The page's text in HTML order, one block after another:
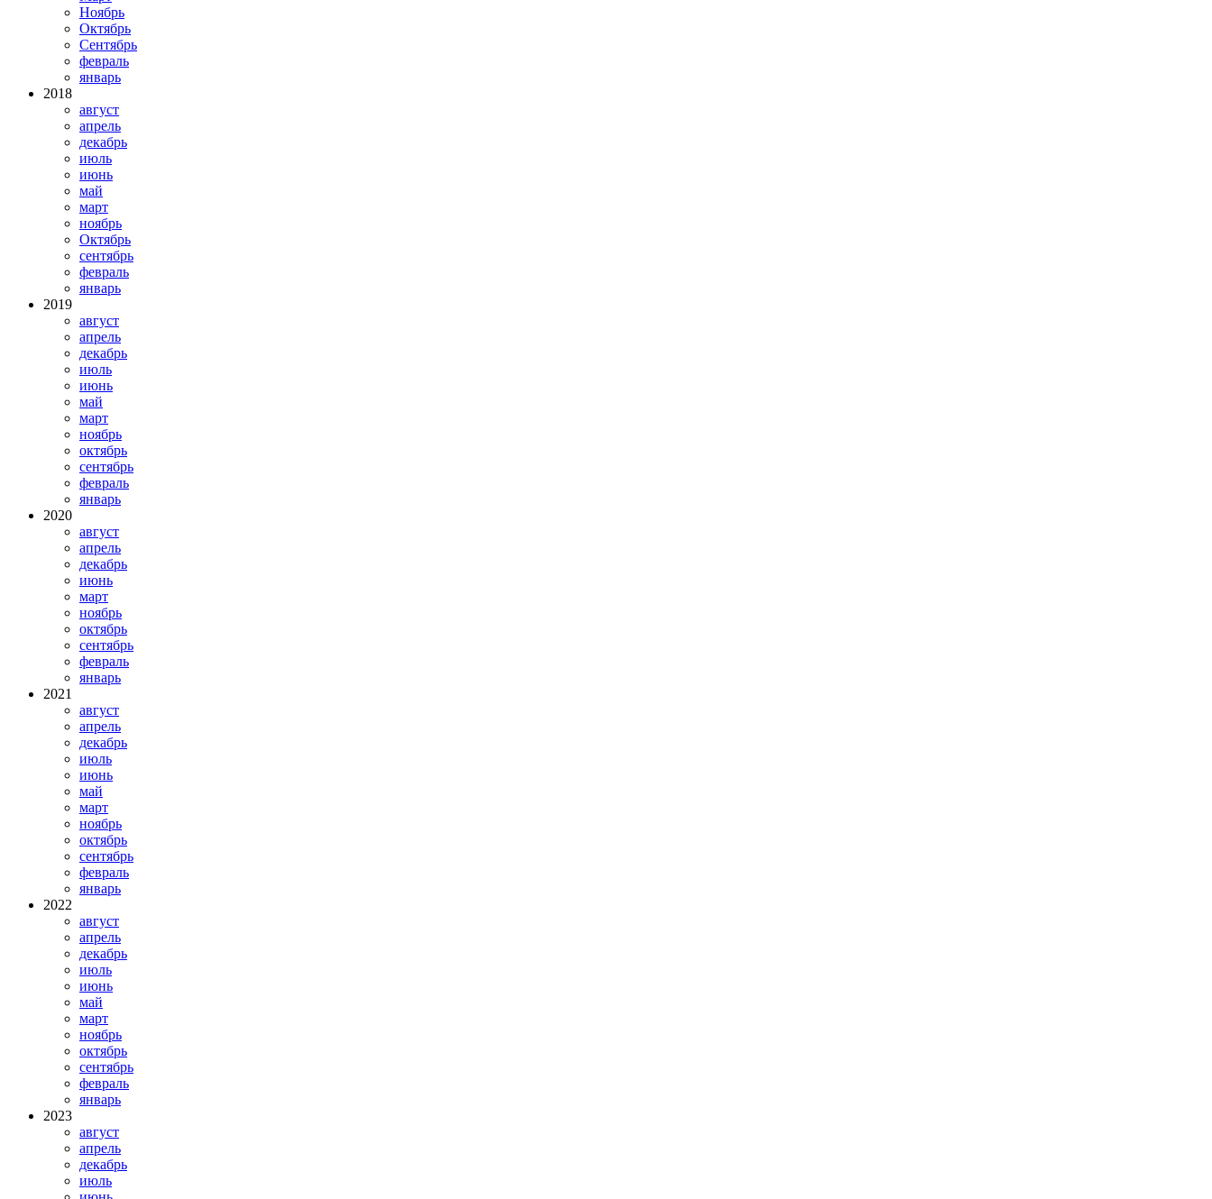
Ноябрь
Октябрь
Сентябрь
февраль
январь
2018
август
апрель
декабрь
июль
июнь
май
март
ноябрь
Октябрь
сентябрь
февраль
январь
2019
август
апрель
декабрь
июль
июнь
май
март
ноябрь
октябрь
сентябрь
февраль
январь
2020
август
апрель
декабрь
июнь
март
ноябрь
октябрь
сентябрь
февраль
январь
2021
август
апрель
декабрь
июль
июнь
май
март
ноябрь
октябрь
сентябрь
февраль
январь
2022
август
апрель
декабрь
июль
июнь
май
март
ноябрь
октябрь
сентябрь
февраль
январь
2023
август
апрель
декабрь
июль